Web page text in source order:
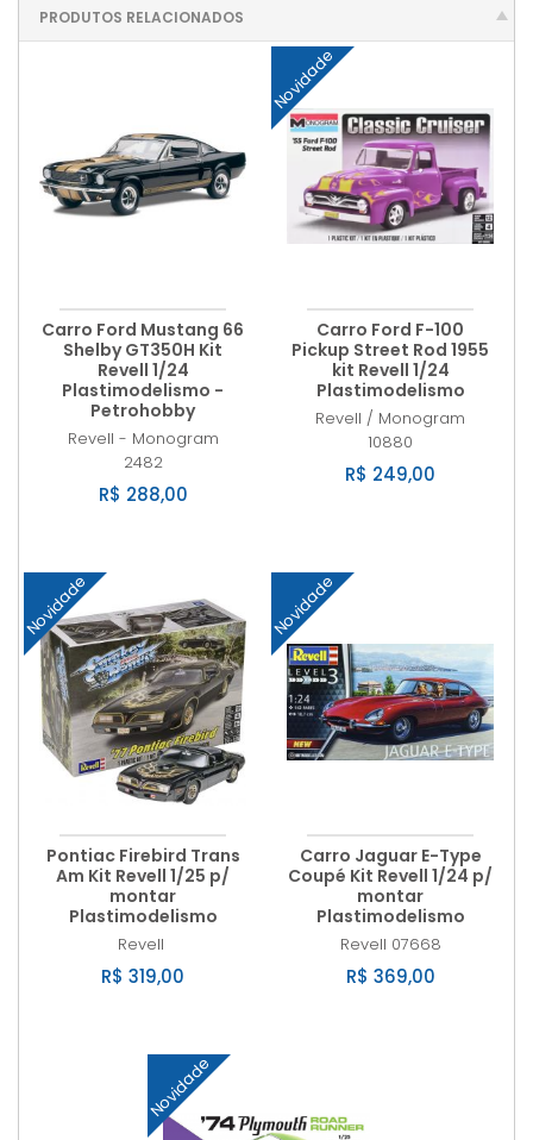
PRODUTOS RELACIONADOS
Carro Ford Mustang 66
Shelby GT350H Kit
Revell 1/24
Plastimodelismo -
Petrohobby
Revell - Monogram
2482
R$ 288,00
Novidade
Carro Ford F-100
Pickup Street Rod 1955
kit Revell 1/24
Plastimodelismo
Revell / Monogram
10880
R$ 249,00
Novidade
Pontiac Firebird Trans
Am Kit Revell 1/25 p/
montar
Plastimodelismo
Revell
R$ 319,00
Novidade
Carro Jaguar E-Type
Coupé Kit Revell 1/24 p/
montar
Plastimodelismo
Revell 07668
R$ 369,00
Novidade